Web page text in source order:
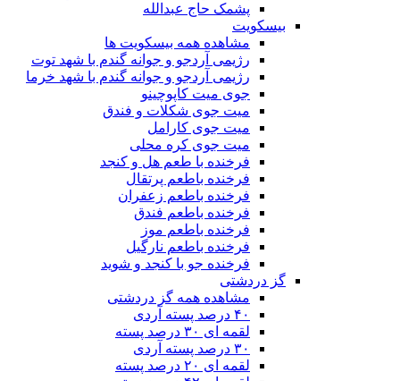
پشمک حاج عبدالله
بیسکویت
مشاهده همه بیسکویت ها
رژیمی آردجو و جوانه گندم با شهد توت
رژیمی آردجو و جوانه گندم با شهد خرما
جوی میت کاپوچینو
میت جوی شکلات و فندق
میت جوی کارامل
میت جوی کره محلی
فرخنده با طعم هل و کنجد
فرخنده باطعم پرتقال
فرخنده باطعم زعفران
فرخنده باطعم فندق
فرخنده باطعم موز
فرخنده باطعم نارگیل
فرخنده جو با کنجد و شوید
گز دردشتی
مشاهده همه گز دردشتی
۴۰ درصد پسته آردی
لقمه ای ۳۰ درصد پسته
۳۰ درصد پسته آردی
لقمه ای ۲۰ درصد پسته